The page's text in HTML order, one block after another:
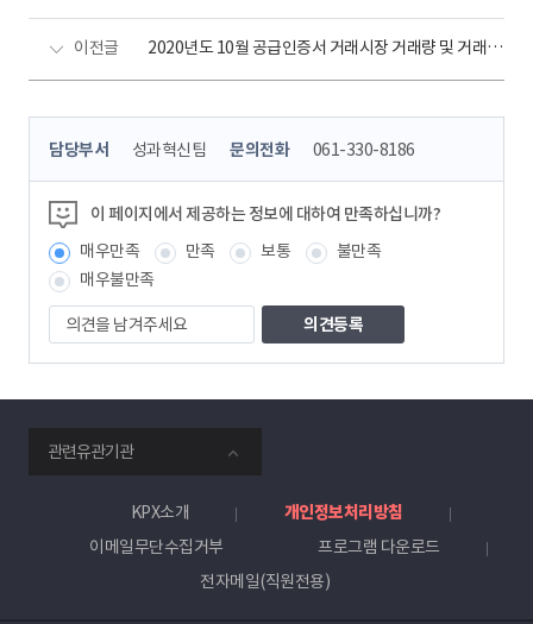
이전글 2020년도 10월 공급인증서 거래시장 거래량 및 거래금액
콘
츠
정
보
책
임
자
담당부서 성과혁신팀 문의전화 061-330-8186
이 페이지에서 제공하는 정보에 대하여 만족하십니까?
매우만족
만족 보통
불만족
매우불만족
의
견
을
겨
주
세
요
관련유관기관
KPX소개
개인정보처리방침
이메일무단수집거부
프로그램 다운로드
전자메일(직원전용)